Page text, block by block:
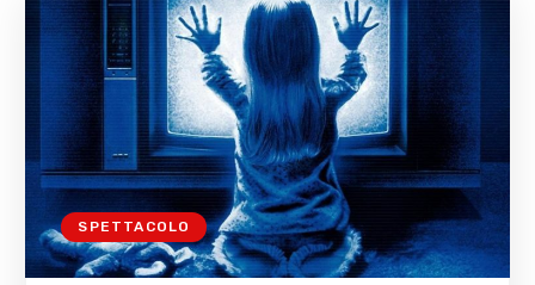
SPETTACOLO